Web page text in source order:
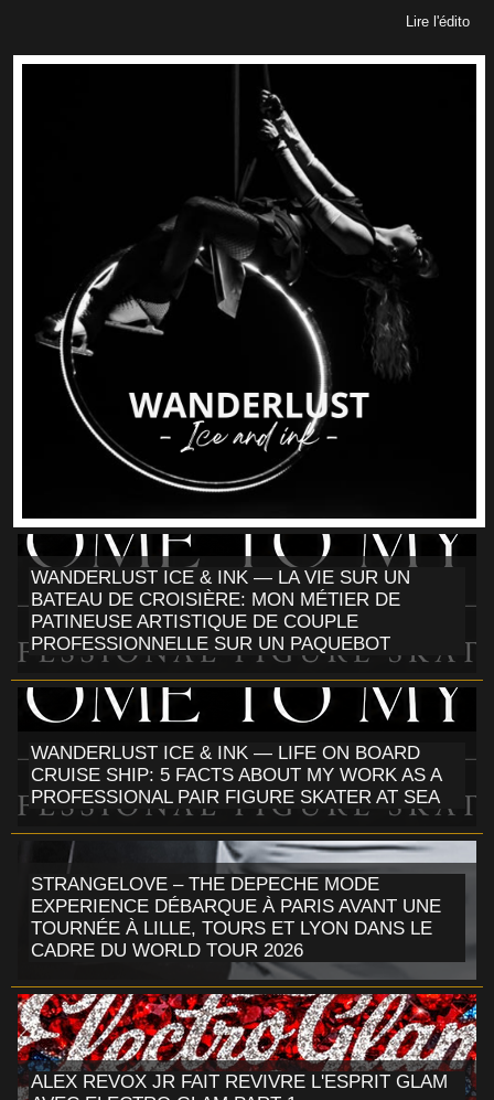
Lire l'édito
WANDERLUST ICE & INK — LA VIE SUR UN
BATEAU DE CROISIÈRE: MON MÉTIER DE
PATINEUSE ARTISTIQUE DE COUPLE
PROFESSIONNELLE SUR UN PAQUEBOT
WANDERLUST ICE & INK — LIFE ON BOARD
CRUISE SHIP: 5 FACTS ABOUT MY WORK AS A
PROFESSIONAL PAIR FIGURE SKATER AT SEA
STRANGELOVE – THE DEPECHE MODE
EXPERIENCE DÉBARQUE À PARIS AVANT UNE
TOURNÉE À LILLE, TOURS ET LYON DANS LE
CADRE DU WORLD TOUR 2026
ALEX REVOX JR FAIT REVIVRE L'ESPRIT GLAM